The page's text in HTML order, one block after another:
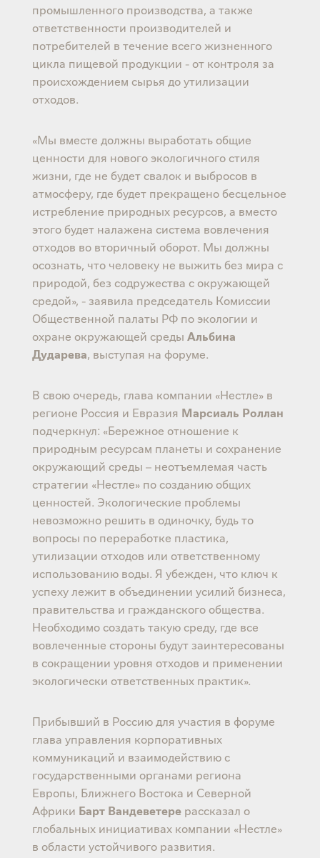
промышленного производства, а также
ответственности производителей и
потребителей в течение всего жизненного
цикла пищевой продукции - от контроля за
происхождением сырья до утилизации
отходов.
«Мы вместе должны выработать общие
ценности для нового экологичного стиля
жизни, где не будет свалок и выбросов в
атмосферу, где будет прекращено бесцельное
истребление природных ресурсов, а вместо
этого будет налажена система вовлечения
отходов во вторичный оборот. Мы должны
осознать, что человеку не выжить без мира с
природой, без содружества с окружающей
средой», - заявила председатель Комиссии
Общественной палаты РФ по экологии и
охране окружающей среды Альбина
Дударева, выступая на форуме.
В свою очередь, глава компании «Нестле» в
регионе Россия и Евразия Марсиаль Роллан
подчеркнул: «Бережное отношение к
природным ресурсам планеты и сохранение
окружающий среды – неотъемлемая часть
стратегии «Нестле» по созданию общих
ценностей. Экологические проблемы
невозможно решить в одиночку, будь то
вопросы по переработке пластика,
утилизации отходов или ответственному
использованию воды. Я убежден, что ключ к
успеху лежит в объединении усилий бизнеса,
правительства и гражданского общества.
Необходимо создать такую среду, где все
вовлеченные стороны будут заинтересованы
в сокращении уровня отходов и применении
экологически ответственных практик».
Прибывший в Россию для участия в форуме
глава управления корпоративных
коммуникаций и взаимодействию с
государственными органами региона
Европы, Ближнего Востока и Северной
Африки Барт Вандеветере рассказал о
глобальных инициативах компании «Нестле»
в области устойчивого развития.